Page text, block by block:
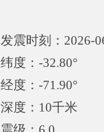
发震时刻：2026-
纬度：-32.80°
经度：-71.90°
深度：10千米